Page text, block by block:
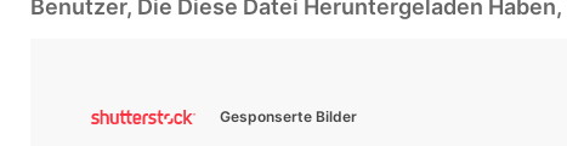
Benutzer, Die Diese Datei Heruntergeladen
Gesponserte Bilder